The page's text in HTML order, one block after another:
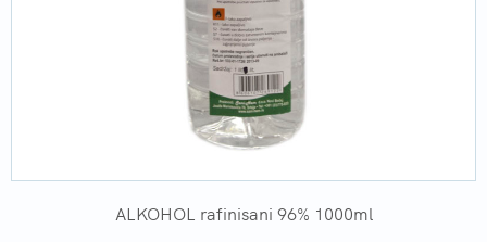
ALKOHOL rafinisani 96% 1000ml